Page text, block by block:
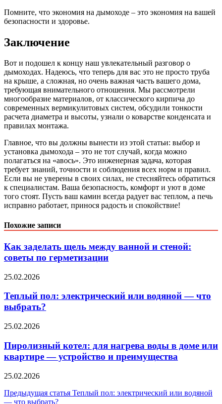
Помните, что экономия на дымоходе – это экономия на вашей
безопасности и здоровье.
Заключение
Вот и подошел к концу наш увлекательный разговор о
дымоходах. Надеюсь, что теперь для вас это не просто труба
на крыше, а сложная, но очень важная часть вашего дома,
требующая внимательного отношения. Мы рассмотрели
многообразие материалов, от классического кирпича до
современных вермикулитовых систем, обсудили тонкости
расчета диаметра и высоты, узнали о коварстве конденсата и
правилах монтажа.
Главное, что вы должны вынести из этой статьи: выбор и
установка дымохода – это не тот случай, когда можно
полагаться на «авось». Это инженерная задача, которая
требует знаний, точности и соблюдения всех норм и правил.
Если вы не уверены в своих силах, не стесняйтесь обратиться
к специалистам. Ваша безопасность, комфорт и уют в доме
того стоят. Пусть ваш камин всегда радует вас теплом, а печь
исправно работает, принося радость и спокойствие!
Похожие записи
Как заделать щель между ванной и стеной:
советы по герметизации
25.02.2026
Теплый пол: электрический или водяной — что
выбрать?
25.02.2026
Пиролизный котел: для нагрева воды в доме или
квартире — устройство и преимущества
25.02.2026
Навигация
Предыдущая статья Теплый пол: электрический или водяной
— что выбрать?